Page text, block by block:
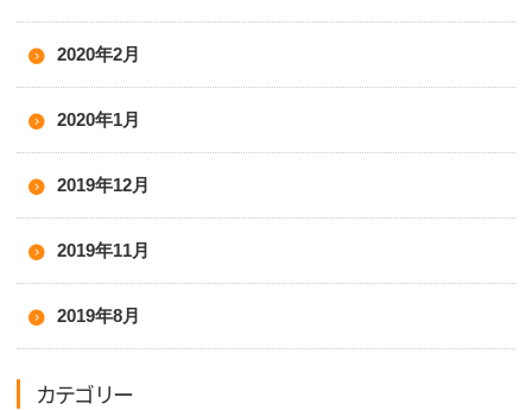
2020年2月
2020年1月
2019年12月
2019年11月
2019年8月
カテゴリー